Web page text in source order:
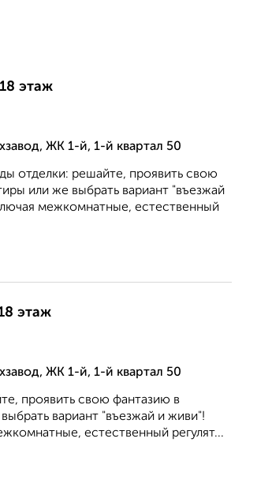
этаж
ЖК 1-й, 1-й квартал 50
отделки: решайте, проявить свою
или же выбрать вариант "въезжай
межкомнатные, естественный
этаж
ЖК 1-й, 1-й квартал 50
проявить свою фантазию в
вариант "въезжай и живи"!
естественный регулят...